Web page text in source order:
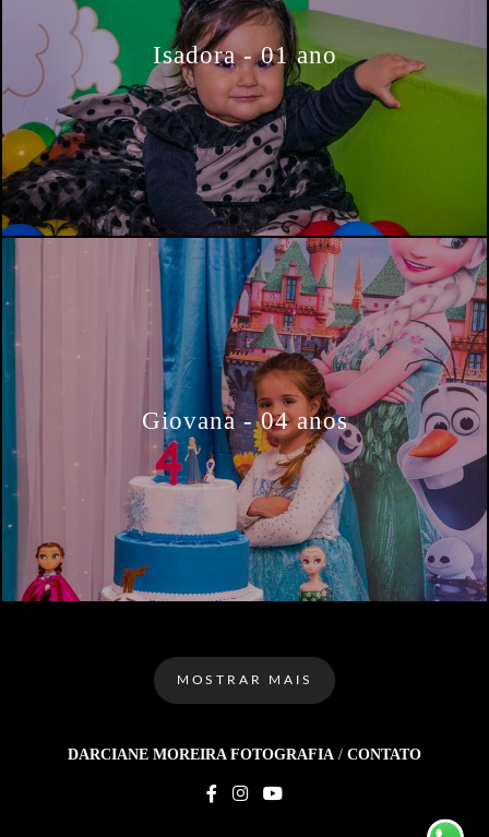
Isadora - 01 ano
Giovana - 04 anos
MOSTRAR MAIS
DARCIANE MOREIRA FOTOGRAFIA / CONTATO